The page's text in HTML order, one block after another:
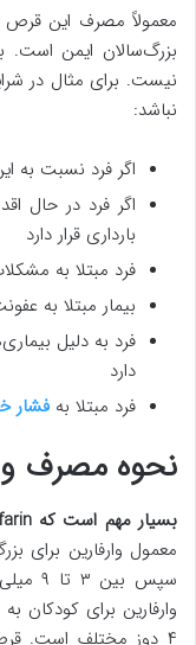
معمولاً مصرف این
بزرگ‌سالان ایمن است.
نیست. برای مثال در
نباشد:
اگر فرد نسبت به
اگر فرد در حال
بارداری قرار دارد
فرد مبتلا به
بیمار مبتلا به
فرد به دلیل
دارد
فرد مبتلا به فشار
نحوه مصرف
بسیار مهم است که warfarin را طبق دستور پزشک مصرف کنید.
سپس